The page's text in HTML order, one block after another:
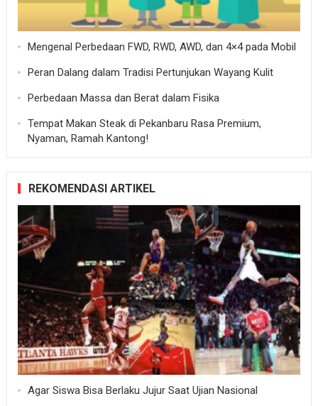
Mengenal Perbedaan FWD, RWD, AWD, dan 4×4 pada Mobil
Peran Dalang dalam Tradisi Pertunjukan Wayang Kulit
Perbedaan Massa dan Berat dalam Fisika
Tempat Makan Steak di Pekanbaru Rasa Premium,
Nyaman, Ramah Kantong!
REKOMENDASI ARTIKEL
Agar Siswa Bisa Berlaku Jujur Saat Ujian Nasional